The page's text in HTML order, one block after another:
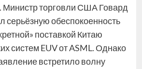
Министр торговли США Говард
серьёзную обеспокоенность
поставкой Китаю
систем EUV от ASML. Однако
встретило волну